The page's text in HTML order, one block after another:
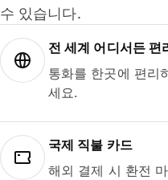
수 있습니다.
전 세계 어디서든 편
통화를 한곳에 편리
세요.
국제 직불 카드
해외 결제 시 환전